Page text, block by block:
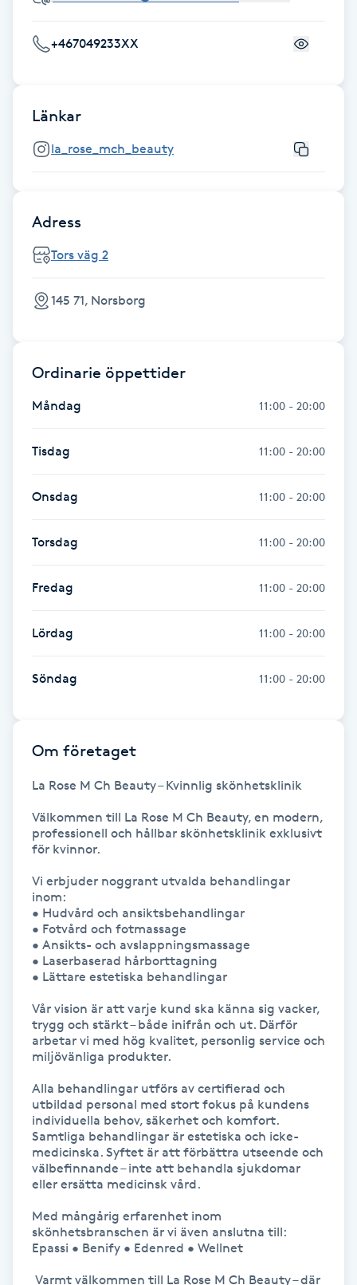
Fransborttagning
Fransfärgning
Fransförlängning Megavolym
Fransk manikyr
Fransrengöring
Frekvensterapi
Friskvårdsmassage
Frisör
Funktionsanalys
Färgning
Gel naglar
Gelenaglar
Gellack
Gellack med förstärkning
Gravidmassage
Gravidyoga
Gruppträning
Gua Sha-massage
Hatha Yoga
Headspa
Healing
+467049233XX
Länkar
la_rose_mch_beauty
Adress
Tors väg 2
145 71, Norsborg
Ordinarie öppettider
Måndag 11:00 - 20:00
Tisdag 11:00 - 20:00
Onsdag 11:00 - 20:00
Torsdag 11:00 - 20:00
Fredag 11:00 - 20:00
Lördag 11:00 - 20:00
Söndag 11:00 - 20:00
Om företaget
La Rose M Ch Beauty – Kvinnlig skönhetsklinik
Välkommen till La Rose M Ch Beauty, en modern,
professionell och hållbar skönhetsklinik exklusivt
för kvinnor.
Vi erbjuder noggrant utvalda behandlingar
inom:
• Hudvård och ansiktsbehandlingar
• Fotvård och fotmassage
• Ansikts- och avslappningsmassage
• Laserbaserad hårborttagning
• Lättare estetiska behandlingar
Vår vision är att varje kund ska känna sig vacker,
trygg och stärkt – både inifrån och ut. Därför
arbetar vi med hög kvalitet, personlig service och
miljövänliga produkter.
Alla behandlingar utförs av certifierad och
utbildad personal med stort fokus på kundens
individuella behov, säkerhet och komfort.
Samtliga behandlingar är estetiska och icke-
medicinska. Syftet är att förbättra utseende och
välbefinnande – inte att behandla sjukdomar
eller ersätta medicinsk vård.
Med mångårig erfarenhet inom
skönhetsbranschen är vi även anslutna till:
Epassi • Benify • Edenred • Wellnet